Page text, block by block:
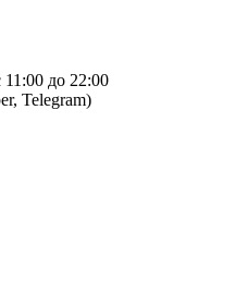
до 22:00
Telegram)